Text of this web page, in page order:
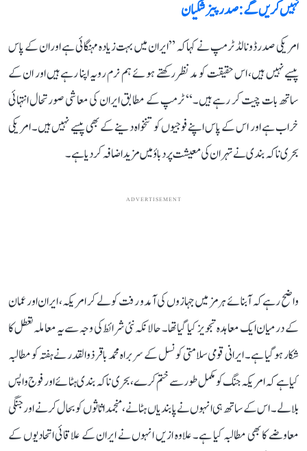
نہیں کریں گے: صدر پیزشکیان
امریکی صدر ڈونالڈ ٹرمپ نے کہا کہ ’’ایران میں بہت زیادہ مہنگائی ہے اور ان کے پاس
پیسے نہیں ہیں، اس حقیقت کو مدنظر رکھتے ہوئے ہم نرم رویہ اپنا رہے ہیں اور ان کے
ساتھ بات چیت کر رہے ہیں۔‘‘ ٹرمپ کے مطابق ایران کی معاشی صورتحال انتہائی
خراب ہے اور اس کے پاس اپنے فوجیوں کو تنخواہ دینے کے بھی پیسے نہیں ہیں۔ امریکی
بحری ناکہ بندی نے تہران کی معیشت پر دباؤ میں مزید اضافہ کر دیا ہے۔
ADVERTISEMENT
واضح رہے کہ آبنائے ہرمز میں جہازوں کی آمد و رفت کو لے کر امریکہ، ایران اور عمان
کے درمیان ایک معاہدہ تجویز کیا گیا تھا۔ حالانکہ نئی شرائط کی وجہ سے یہ معاملہ تعطل کا
شکار ہو گیا ہے۔ ایرانی قومی سلامتی کونسل کے سربراہ محمد باقر ذوالقدر نے ہفتہ کو مطالبہ
کیا ہے کہ امریکہ جنگ کو مکمل طور سے ختم کرے، بحری ناکہ بندی ہٹائے اور فوج واپس
بلا لے۔ اس کے ساتھ ہی انہوں نے پابندیاں ہٹانے، منجمد اثاثوں کو بحال کرنے اور جنگی
معاوضے کا بھی مطالبہ کیا ہے۔ علاوہ ازیں انہوں نے ایران کے علاقائی اتحادیوں کے